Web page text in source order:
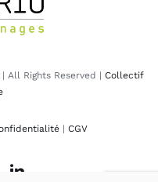
All Rights Reserved | Collectif
| CGV